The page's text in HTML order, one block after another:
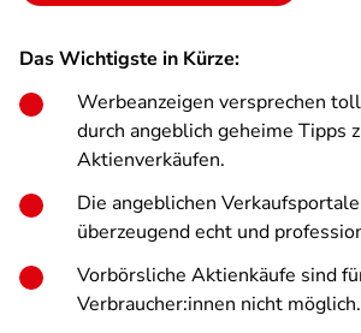
Das Wichtigste in Kürze:
Werbeanzeigen versprechen
durch angeblich geheime Tipps
Aktienverkäufen.
Die angeblichen
überzeugend echt und
Vorbörsliche Aktienkäufe sind
Verbraucher:innen nicht möglich.